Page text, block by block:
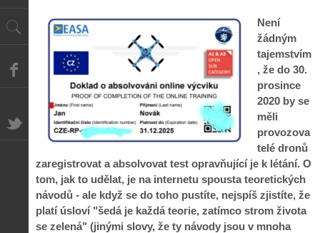
Není
žádným
tajemstvím
, že do 30.
prosince
2020 by se
měli
provozova
telé dronů
zaregistrovat a absolvovat test opravňující je k létání. O
tom, jak to udělat, je na internetu spousta teoretických
návodů - ale když se do toho pustíte, nejspíš zjistíte, že
platí úsloví "šedá je každá teorie, zatímco strom života
se zelená" (jinými slovy, že ty návody jsou v mnoha